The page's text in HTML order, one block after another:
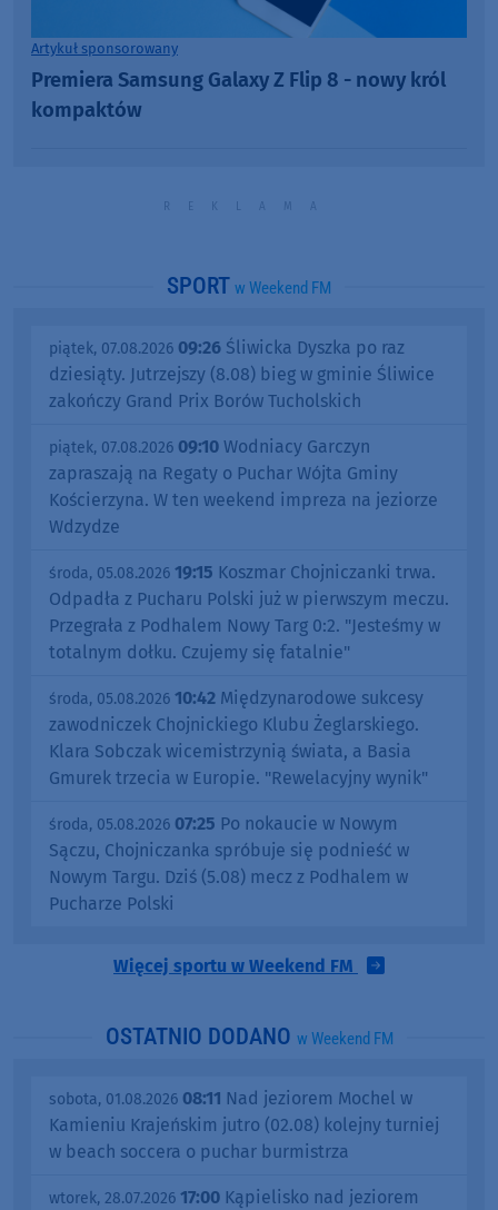
Artykuł sponsorowany
Premiera Samsung Galaxy Z Flip 8 - nowy król
kompaktów
SPORT w Weekend FM
piątek, 07.08.2026 09:26 Śliwicka Dyszka po raz
dziesiąty. Jutrzejszy (8.08) bieg w gminie Śliwice
zakończy Grand Prix Borów Tucholskich
piątek, 07.08.2026 09:10 Wodniacy Garczyn
zapraszają na Regaty o Puchar Wójta Gminy
Kościerzyna. W ten weekend impreza na jeziorze
Wdzydze
środa, 05.08.2026 19:15 Koszmar Chojniczanki trwa.
Odpadła z Pucharu Polski już w pierwszym meczu.
Przegrała z Podhalem Nowy Targ 0:2. "Jesteśmy w
totalnym dołku. Czujemy się fatalnie"
środa, 05.08.2026 10:42 Międzynarodowe sukcesy
zawodniczek Chojnickiego Klubu Żeglarskiego.
Klara Sobczak wicemistrzynią świata, a Basia
Gmurek trzecia w Europie. "Rewelacyjny wynik"
środa, 05.08.2026 07:25 Po nokaucie w Nowym
Sączu, Chojniczanka spróbuje się podnieść w
Nowym Targu. Dziś (5.08) mecz z Podhalem w
Pucharze Polski
Więcej sportu w Weekend FM
OSTATNIO DODANO w Weekend FM
sobota, 01.08.2026 08:11 Nad jeziorem Mochel w
Kamieniu Krajeńskim jutro (02.08) kolejny turniej
w beach soccera o puchar burmistrza
wtorek, 28.07.2026 17:00 Kąpielisko nad jeziorem